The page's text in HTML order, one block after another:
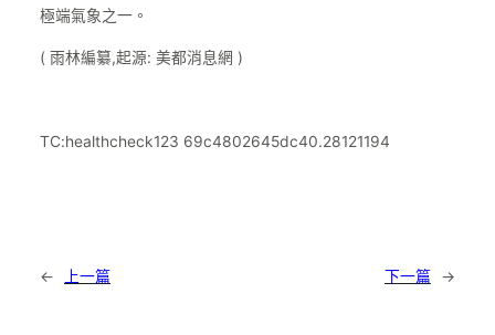
極端氣象之一。
( 雨林編纂,起源: 美都消息網 )
TC:healthcheck123 69c4802645dc40.28121194
← 上一篇 下一篇 →